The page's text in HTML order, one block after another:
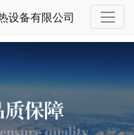
设备有限公司